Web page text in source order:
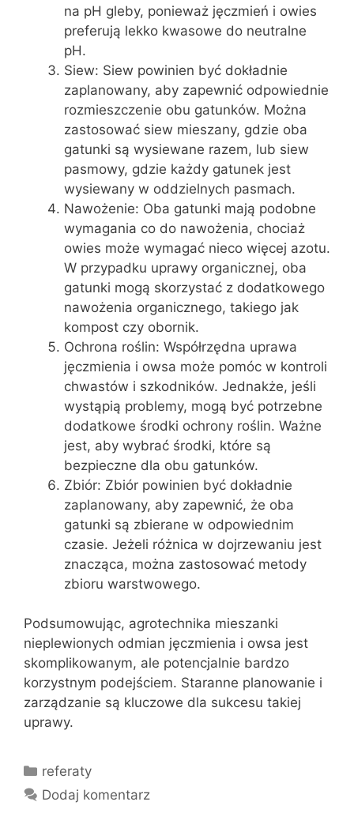
na pH gleby, ponieważ jęczmień i owies
preferują lekko kwasowe do neutralne
pH.
Siew: Siew powinien być dokładnie
zaplanowany, aby zapewnić odpowiednie
rozmieszczenie obu gatunków. Można
zastosować siew mieszany, gdzie oba
gatunki są wysiewane razem, lub siew
pasmowy, gdzie każdy gatunek jest
wysiewany w oddzielnych pasmach.
Nawożenie: Oba gatunki mają podobne
wymagania co do nawożenia, chociaż
owies może wymagać nieco więcej azotu.
W przypadku uprawy organicznej, oba
gatunki mogą skorzystać z dodatkowego
nawożenia organicznego, takiego jak
kompost czy obornik.
Ochrona roślin: Współrzędna uprawa
jęczmienia i owsa może pomóc w kontroli
chwastów i szkodników. Jednakże, jeśli
wystąpią problemy, mogą być potrzebne
dodatkowe środki ochrony roślin. Ważne
jest, aby wybrać środki, które są
bezpieczne dla obu gatunków.
Zbiór: Zbiór powinien być dokładnie
zaplanowany, aby zapewnić, że oba
gatunki są zbierane w odpowiednim
czasie. Jeżeli różnica w dojrzewaniu jest
znacząca, można zastosować metody
zbioru warstwowego.
Podsumowując, agrotechnika mieszanki
nieplewionych odmian jęczmienia i owsa jest
skomplikowanym, ale potencjalnie bardzo
korzystnym podejściem. Staranne planowanie i
zarządzanie są kluczowe dla sukcesu takiej
uprawy.
Kategorie
referaty
Dodaj komentarz